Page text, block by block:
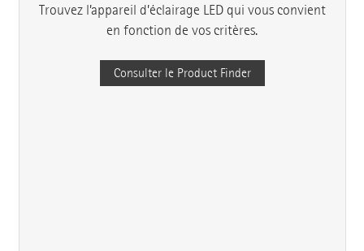
Trouvez l’appareil d’éclairage LED qui vous convient
en fonction de vos critères.
Consulter le Product Finder